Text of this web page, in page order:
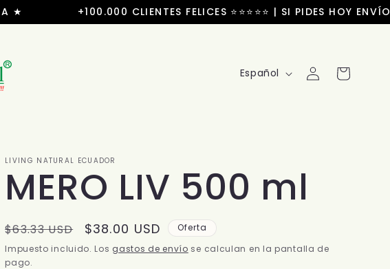
+100.000 CLIENTES FELICES ⭐⭐⭐⭐⭐ | SI PIDES HOY
m
a
Español
Iniciar
sesión
Carrito
LIVING NATURAL ECUADOR
MERO LIV 500 ml
Precio
habitual
$63.33 USD
Precio
de
$38.00 USD
Oferta
Impuesto incluido. Los gastos de envío se calculan en la pantalla de
pago.